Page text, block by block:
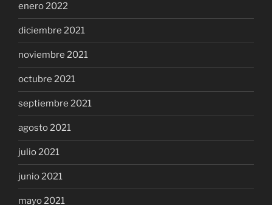
enero 2022
diciembre 2021
noviembre 2021
octubre 2021
septiembre 2021
agosto 2021
julio 2021
junio 2021
mayo 2021